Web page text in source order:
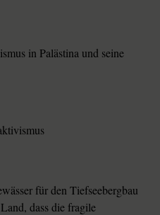
seine
des Extraktivismus
für den Tiefseebergbau